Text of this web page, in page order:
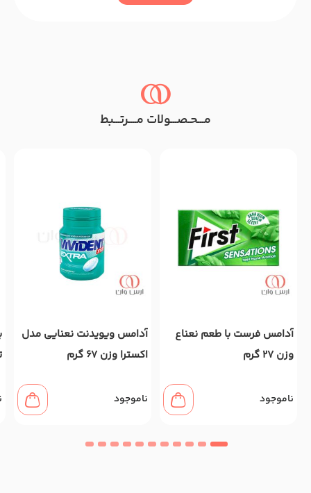
مـــحـصـــولات مــــرتـــبط
آدامس فرست با طعم نعناع
وزن 27 گرم
ناموجود
آدامس ویویدنت نعنایی مدل
اکسترا وزن 67 گرم
ناموجود